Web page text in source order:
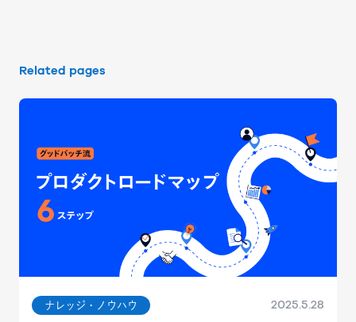
Related pages
ナレッジ・ノウハウ 2025.5.28